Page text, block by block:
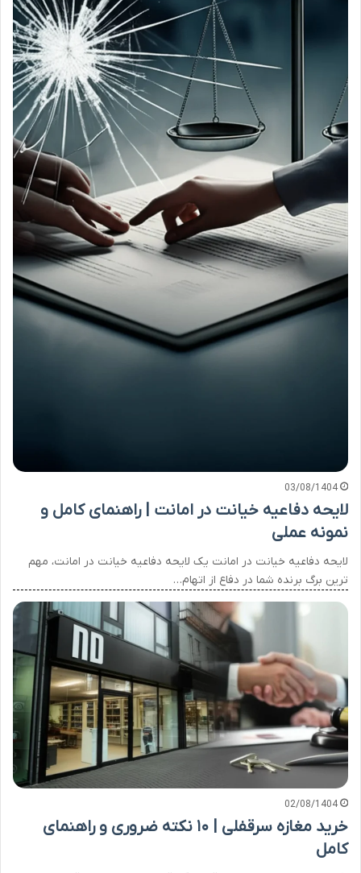
03/08/1404
لایحه دفاعیه خیانت در امانت | راهنمای کامل و
نمونه عملی
لایحه دفاعیه خیانت در امانت یک لایحه دفاعیه خیانت در امانت، مهم
ترین برگ برنده شما در دفاع از اتهام…
02/08/1404
خرید مغازه سرقفلی | ۱۰ نکته ضروری و راهنمای
کامل